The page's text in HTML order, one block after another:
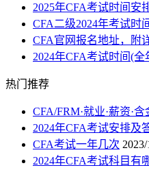
2025年CFA考试时间安
CFA二级2024年考试时
CFA官网报名地址，附
2024年CFA考试时间(全
热门推荐
CFA/FRM·就业·薪资·
2024年CFA考试安排及
CFA考试一年几次
2024年CFA考试科目有